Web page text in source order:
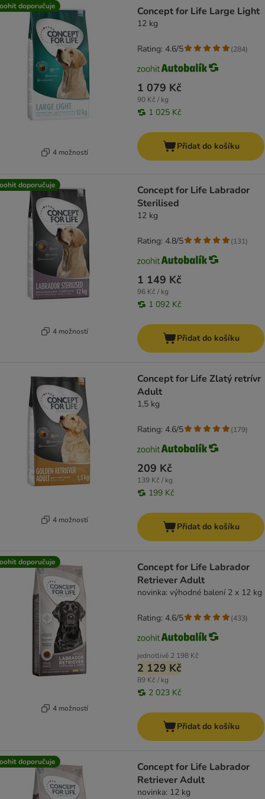
doporučuje
4 možností
Concept for Life Large Light
12 kg
1 079 Kč
90 Kč / kg
1 025 Kč
Rating: 4.6/5 (284)
Přidat do košíku
doporučuje
4 možností
Concept for Life Labrador
Sterilised
12 kg
1 149 Kč
96 Kč / kg
1 092 Kč
Rating: 4.8/5 (131)
Přidat do košíku
4 možností
Concept for Life Zlatý retrívr
Adult
1,5 kg
209 Kč
139 Kč / kg
199 Kč
Rating: 4.6/5 (179)
Přidat do košíku
doporučuje
4 možností
Concept for Life Labrador
Retriever Adult
novinka: výhodné balení 2 x 12 kg
jednotlivě 2 198 Kč
2 129 Kč
89 Kč / kg
2 023 Kč
Rating: 4.6/5 (433)
Přidat do košíku
doporučuje
Concept for Life Labrador
Retriever Adult
novinka: 12 kg